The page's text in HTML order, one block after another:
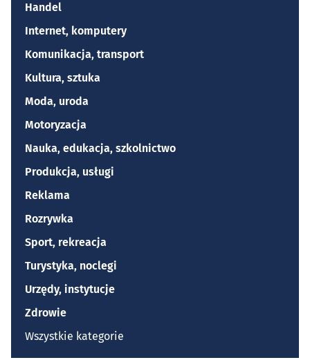
Handel
Internet, komputery
Komunikacja, transport
Kultura, sztuka
Moda, uroda
Motoryzacja
Nauka, edukacja, szkolnictwo
Produkcja, usługi
Reklama
Rozrywka
Sport, rekreacja
Turystyka, noclegi
Urzędy, instytucje
Zdrowie
Wszystkie kategorie